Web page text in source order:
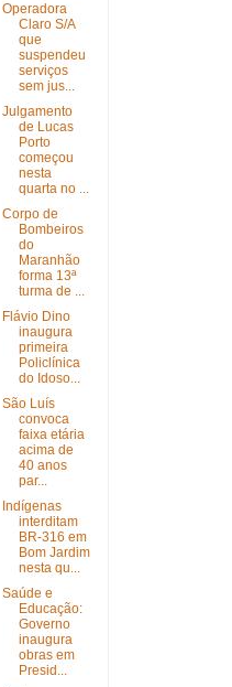
Operadora
Claro S/A
que
suspendeu
serviços
sem jus...
Julgamento
de Lucas
Porto
começou
nesta
quarta no ...
Corpo de
Bombeiros
do
Maranhão
forma 13ª
turma de ...
Flávio Dino
inaugura
primeira
Policlínica
do Idoso...
São Luís
convoca
faixa etária
acima de
40 anos
par...
Indígenas
interditam
BR-316 em
Bom Jardim
nesta qu...
Saúde e
Educação:
Governo
inaugura
obras em
Presid...